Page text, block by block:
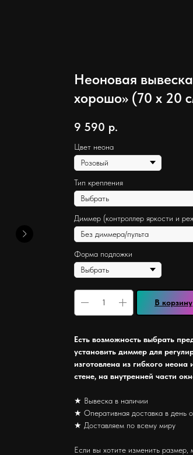
Неоновая
хорошо» (70 х 20
9 590 р.
Цвет неона
Тип крепления
Диммер (контроллер яркости и
Форма подложки
В корзину
Есть возможность выбрать
установить диммер для
изготовлена из гибкого
стене, на внутренней части
★ Вывеска в наличии
★ Оперативная доставка в день
★ Доставляем по всему миру
Если вы хотите изменить размер,